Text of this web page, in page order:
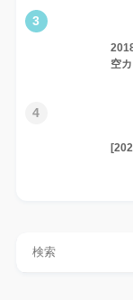
3
空
4